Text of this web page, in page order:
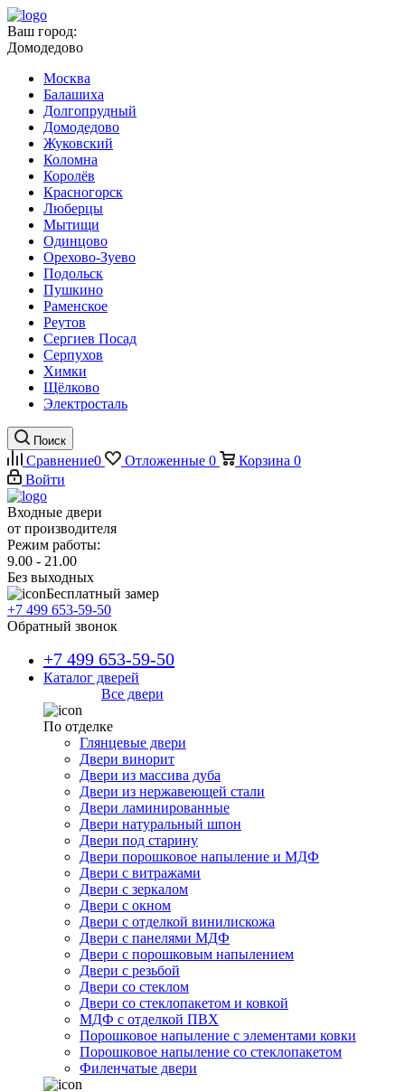
Ваш город:
Домодедово
Москва
Балашиха
Долгопрудный
Домодедово
Жуковский
Коломна
Королёв
Красногорск
Люберцы
Мытищи
Одинцово
Орехово-Зуево
Подольск
Пушкино
Раменское
Реутов
Сергиев Посад
Серпухов
Химки
Щёлково
Электросталь
Поиск
Сравнение0 Отложенные 0 Корзина 0
Войти
Входные двери
от производителя
Режим работы:
9.00 - 21.00
Без выходных
Бесплатный замер
+7 499 653-59-50
Обратный звонок
+7 499 653-59-50
Каталог дверей
Все двери
По отделке
Глянцевые двери
Двери винорит
Двери из массива дуба
Двери из нержавеющей стали
Двери ламинированные
Двери натуральный шпон
Двери под старину
Двери порошковое напыление и МДФ
Двери с витражами
Двери с зеркалом
Двери с окном
Двери с отделкой винилискожа
Двери с панелями МДФ
Двери с порошковым напылением
Двери с резьбой
Двери со стеклом
Двери со стеклопакетом и ковкой
МДФ с отделкой ПВХ
Порошковое напыление с элементами ковки
Порошковое напыление со стеклопакетом
Филенчатые двери